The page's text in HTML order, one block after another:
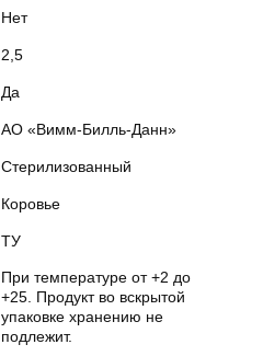
Нет
2,5
Да
АО «Вимм-Билль-Данн»
Стерилизованный
Коровье
ТУ
При температуре от +2 до
+25. Продукт во вскрытой
упаковке хранению не
подлежит.